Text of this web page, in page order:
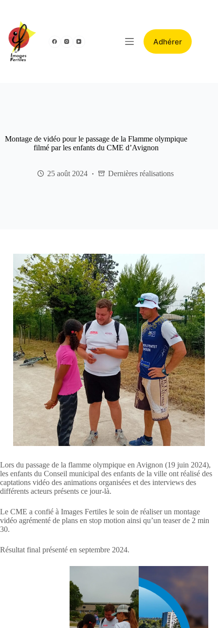
Adhérer
Montage de vidéo pour le passage de la Flamme olympique
filmé par les enfants du CME d’Avignon
25 août 2024 Dernières réalisations
Lors du passage de la flamme olympique en Avignon (19 juin 2024),
les enfants du Conseil municipal des enfants de la ville ont réalisé des
captations vidéo des animations organisées et des interviews des
différents acteurs présents ce jour-là.
Le CME a confié à Images Fertiles le soin de réaliser un montage
vidéo agrémenté de plans en stop motion ainsi qu’un teaser de 2 min
30.
Résultat final présenté en septembre 2024.